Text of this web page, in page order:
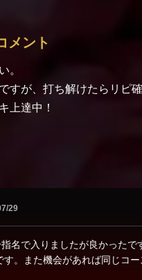
メント
。
すが、打ち解けたらリピ
上達中！
29
名で入りましたが良かった
す。また機会があれば同じコー